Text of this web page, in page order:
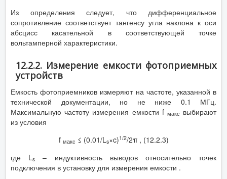
Из определения следует, что дифференциальное
сопротивление соответствует тангенсу угла наклона к оси
абсцисс касательной в соответствующей точке
вольтамперной характеристики.
12.2.2. Измерение емкости фотоприемных
устройств
Емкость фотоприемников измеряют на частоте, указанной в
технической документации, но не ниже 0.1 МГц.
Максимальную частоту измерения емкости f макс выбирают
из условия
f макс ≤ (0.01/Ls×c)1/2/2π , (12.2.3)
где Ls
– индуктивность выводов относительно точек
подключения в установку для измерения емкости .